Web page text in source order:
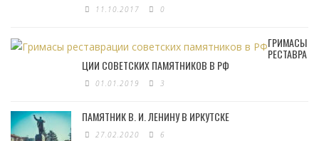
11.10.2017 0
ГРИМАСЫ
РЕСТАВРА
ЦИИ СОВЕТСКИХ ПАМЯТНИКОВ В РФ
01.01.2019 3
ПАМЯТНИК В. И. ЛЕНИНУ В ИРКУТСКЕ
27.02.2020 6